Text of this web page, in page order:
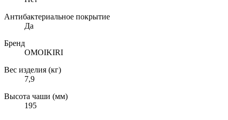
Антибактериальное покрытие
Да
Бренд
OMOIKIRI
Вес изделия (кг)
7,9
Высота чаши (мм)
195